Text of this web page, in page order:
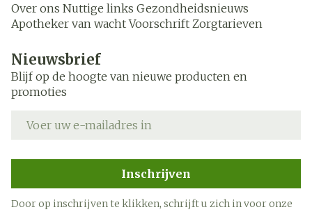
Over ons Nuttige links Gezondheidsnieuws
Apotheker van wacht Voorschrift Zorgtarieven
Nieuwsbrief
Blijf op de hoogte van nieuwe producten en
promoties
Inschrijven
Door op inschrijven te klikken, schrijft u zich in voor onze